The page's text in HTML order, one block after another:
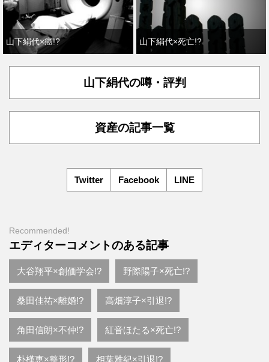
山下絹代×癌!? 山下絹代×死亡!?
山下絹代の噂・評判
資産の記事一覧
Twitter Facebook LINE
Recommended!
エディターコメントのある記事
大谷翔平×創価学会!? 野際陽子×死亡!?
桑田佳祐×離婚!? 高畑淳子×引退!?
角田信朗×不仲!? 紅音ほたる×死亡!?
朴槿恵×整形!? 相葉雅紀×引退!?